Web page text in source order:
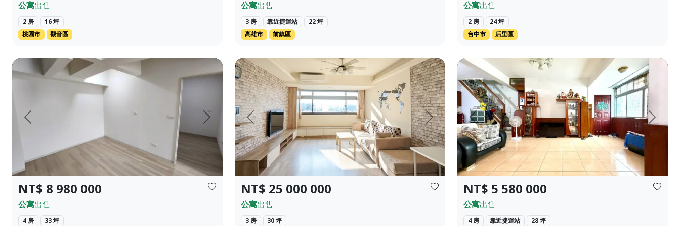
公寓出售
2 房
16 坪
桃園市
觀音區
公寓出售
3 房 靠近捷運站
22 坪
高雄市
前鎮區
公寓出售
2 房
24 坪
台中市
后里區
上一頁 下一頁
NT$ 8 980 000
公寓出售
4 房
33 坪
屏東市政中心 崇蘭國小 景觀4房 平車 ❀✦建坪✦❀ 56.434坪 ❀✦格局✦❀ 4 房 3 廳 3 衛 ❀✦總價✦❀ 958萬 ...
上一頁 下一頁
NT$ 25 000 000
公寓出售
3 房
30 坪
🔴 8/3 更新 已簽約付訂，暫停帶看中，感謝本網站的曝光！ 【屋主自售文】板橋府中生活圈🔥3房景觀戶...
上一頁 下一頁
NT$ 5 580 000
公寓出售
4 房 靠近捷運站
28 坪
巨蛋瑞豐商圈優質美寓 ❀✦建坪✦❀ 27.603坪 ❀✦格局✦❀ 4房